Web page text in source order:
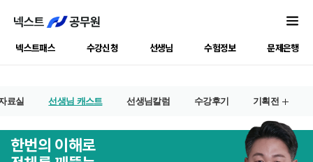
넥스트패스 수강신청 선생님 수험정보 문제은행
료실 선생님 캐스트 선생님칼럼 수강후기 기획전
한번의 이해로